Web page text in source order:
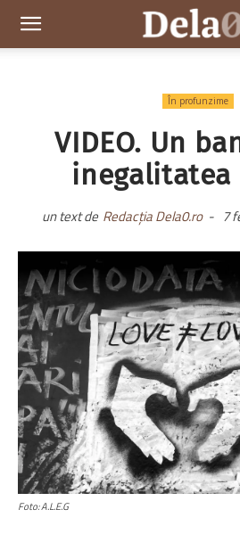
Dela0
În profunzime
VIDEO. Un
inegalitatea
un text de Redacția Dela0.ro - 7
Foto: A.L.E.G